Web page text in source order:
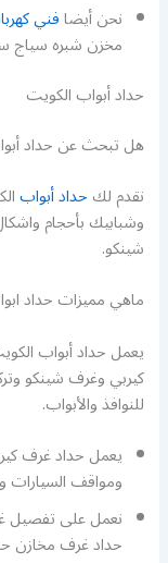
نحن أيضافني
مخزن شبره سياج
حداد أبواب الكويت
هل تبحث عن حداد
نقدم لكحداد أبواب
وشبابيك بأحجام
شينكو.
ماهي مميزات حداد
يعمل حداد أبواب
كيربي وغرف شينكو
للنوافذ والأبواب.
يعمل حداد غرف
ومواقف السيارات
نعمل على تفصيل
حداد غرف مخازن